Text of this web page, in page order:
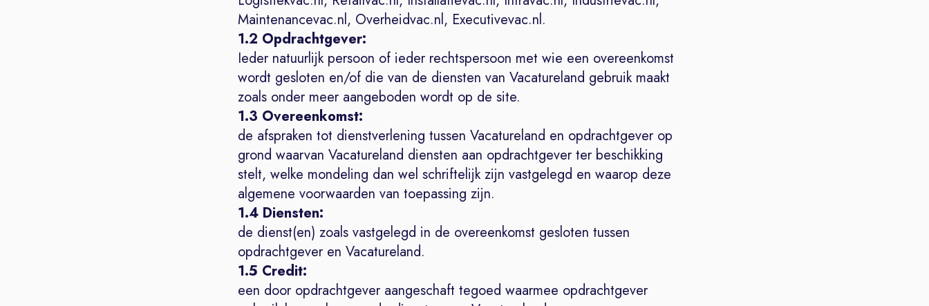
Maintenancevac.nl, Overheidvac.nl, Executivevac.nl.
1.2 Opdrachtgever:
Ieder natuurlijk persoon of ieder rechtspersoon met wie een overeenkomst
wordt gesloten en/of die van de diensten van Vacatureland gebruik maakt
zoals onder meer aangeboden wordt op de site.
1.3 Overeenkomst:
de afspraken tot dienstverlening tussen Vacatureland en opdrachtgever op
grond waarvan Vacatureland diensten aan opdrachtgever ter beschikking
stelt, welke mondeling dan wel schriftelijk zijn vastgelegd en waarop deze
algemene voorwaarden van toepassing zijn.
1.4 Diensten:
de dienst(en) zoals vastgelegd in de overeenkomst gesloten tussen
opdrachtgever en Vacatureland.
1.5 Credit:
een door opdrachtgever aangeschaft tegoed waarmee opdrachtgever